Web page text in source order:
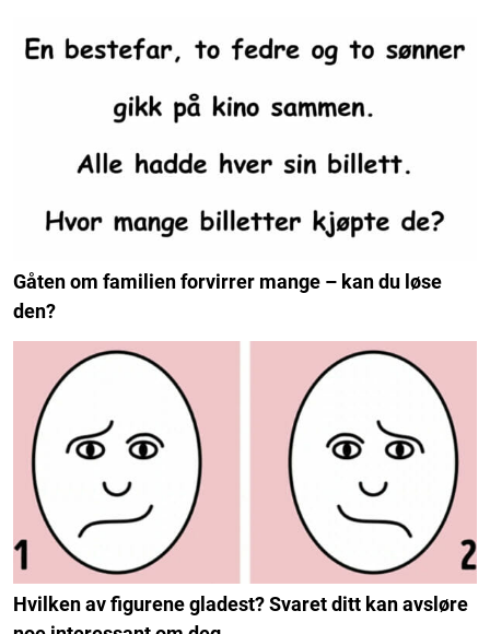
Gåten om familien forvirrer mange – kan du løse
den?
Hvilken av figurene gladest? Svaret ditt kan avsløre